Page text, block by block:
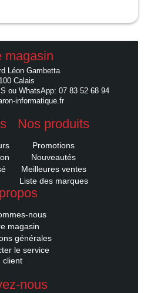
magasin
Léon Gambetta
Calais
ou WhatsApp: 07 83 52 68 94
informatique.fr
Nos produits
Promotions
Nouveautés
Meilleures ventes
Liste des marques
nous
magasin
générales
le service
client
nous